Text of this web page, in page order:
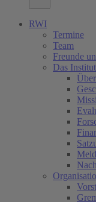
RWI
Termine
Team
Freunde
Das Institut